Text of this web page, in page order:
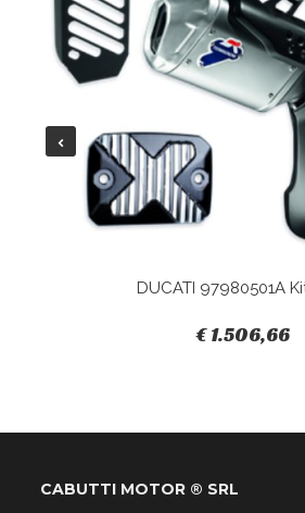
DUCATI 97980501A
€ 1.506,66
CABUTTI MOTOR ® SRL